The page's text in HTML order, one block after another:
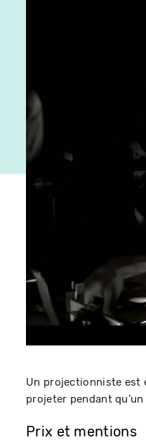
Un projectionniste est
projeter pendant
Prix et mentions